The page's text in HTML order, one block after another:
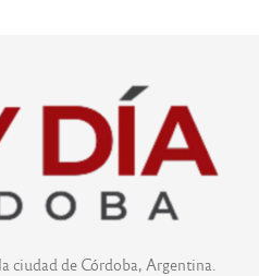
ciudad de Córdoba, Argentina.